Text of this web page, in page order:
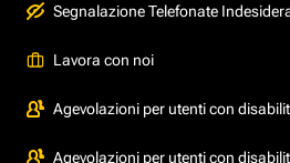
Segnalazione Telefonate
Lavora con noi
Agevolazioni per utenti con
Agevolazioni per utenti con